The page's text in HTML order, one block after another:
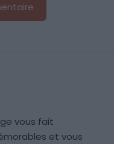
vous fait
et vous